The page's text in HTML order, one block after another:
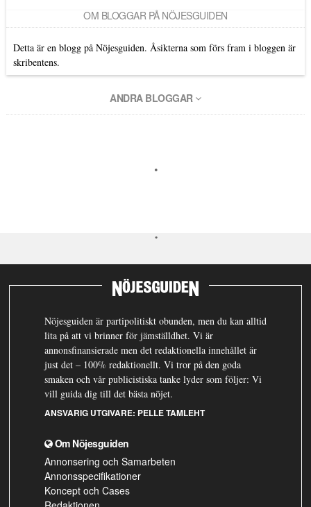
OM BLOGGAR PÅ NÖJESGUIDEN
Detta är en blogg på Nöjesguiden. Åsikterna som förs fram i bloggen är
skribentens.
ANDRA BLOGGAR
Nöjesguiden är partipolitiskt obunden, men du kan alltid
lita på att vi brinner för jämställdhet. Vi är
annonsfinansierade men det redaktionella innehållet är
just det – 100% redaktionellt. Vi tror på den goda
smaken och vår publicistiska tanke lyder som följer: Vi
vill guida dig till det bästa nöjet.
ANSVARIG UTGIVARE: PELLE TAMLEHT
Om Nöjesguiden
Annonsering och Samarbeten
Annonsspecifikationer
Koncept och Cases